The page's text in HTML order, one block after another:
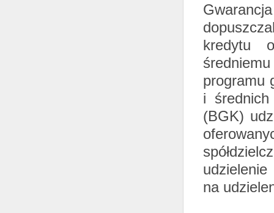
kredytu
programu
i średnich
(BGK)
na